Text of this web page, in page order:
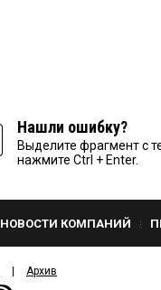
Нашли ошибку?
Выделите фрагмент с
нажмите Ctrl + Enter.
НОВОСТИ КОМПАНИЙ
Архив